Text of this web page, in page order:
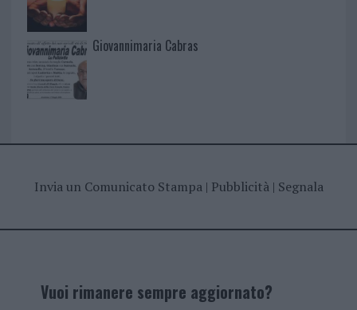
Giovannimaria Cabras
Invia un Comunicato Stampa| Pubblicità| Segnala
Vuoi rimanere sempre aggiornato?